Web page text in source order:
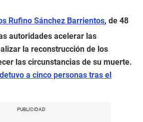
Rufino Sánchez Barrientos, de 48
autoridades acelerar las
la reconstrucción de los
las circunstancias de su muerte.
a cinco personas tras el